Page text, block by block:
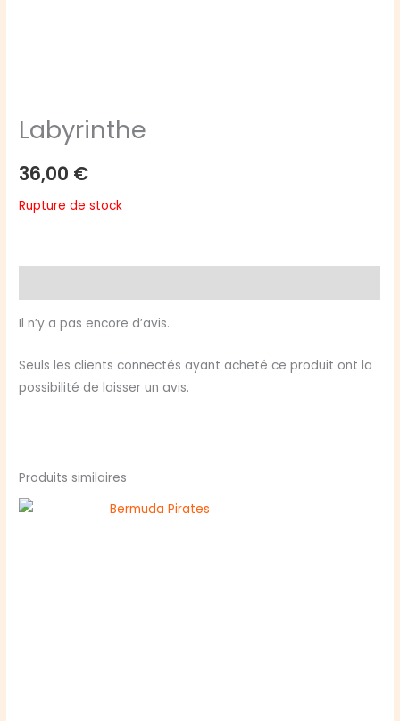
Labyrinthe
36,00 €
Rupture de stock
Il n’y a pas encore d’avis.
Seuls les clients connectés ayant acheté ce produit ont la
possibilité de laisser un avis.
Produits similaires